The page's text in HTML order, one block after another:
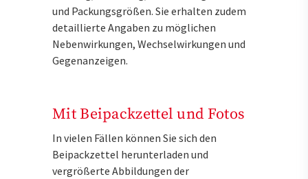
und Packungsgrößen. Sie erhalten zudem
detaillierte Angaben zu möglichen
Nebenwirkungen, Wechselwirkungen und
Gegenanzeigen.
Mit Beipackzettel und Fotos
In vielen Fällen können Sie sich den
Beipackzettel herunterladen und
vergrößerte Abbildungen der